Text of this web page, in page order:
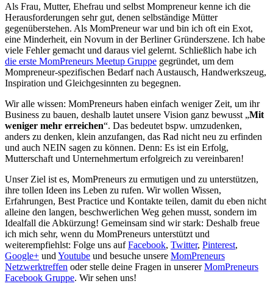
Als Frau, Mutter, Ehefrau und selbst Mompreneur kenne ich die
Herausforderungen sehr gut, denen selbständige Mütter
gegenüberstehen. Als MomPreneur war und bin ich oft ein Exot,
eine Minderheit, ein Novum in der Berliner Gründerszene. Ich habe
viele Fehler gemacht und daraus viel gelernt. Schließlich habe ich
die erste MomPreneurs Meetup Gruppe gegründet, um dem
Mompreneur-spezifischen Bedarf nach Austausch, Handwerkszeug,
Inspiration und Gleichgesinnten zu begegnen.
Wir alle wissen: MomPreneurs haben einfach weniger Zeit, um ihr
Business zu bauen, deshalb lautet unsere Vision ganz bewusst „Mit
weniger mehr erreichen“. Das bedeutet bspw. umzudenken,
anders zu denken, klein anzufangen, das Rad nicht neu zu erfinden
und auch NEIN sagen zu können. Denn: Es ist ein Erfolg,
Mutterschaft und Unternehmertum erfolgreich zu vereinbaren!
Unser Ziel ist es, MomPreneurs zu ermutigen und zu unterstützen,
ihre tollen Ideen ins Leben zu rufen. Wir wollen Wissen,
Erfahrungen, Best Practice und Kontakte teilen, damit du eben nicht
alleine den langen, beschwerlichen Weg gehen musst, sondern im
Idealfall die Abkürzung! Gemeinsam sind wir stark: Deshalb freue
ich mich sehr, wenn du MomPreneurs unterstützt und
weiterempfiehlst: Folge uns aufFacebook, Twitter, Pinterest,
Google+ und Youtube und besuche unsere MomPreneurs
Netzwerktreffen oder stelle deine Fragen in unsererMomPreneurs
Facebook Gruppe. Wir sehen uns!